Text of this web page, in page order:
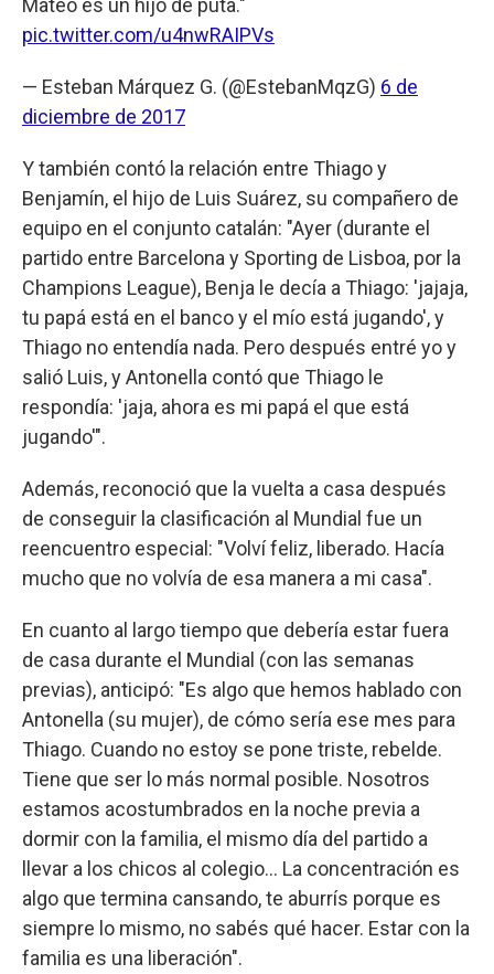
Mateo es un hijo de puta."
pic.twitter.com/u4nwRAIPVs
— Esteban Márquez G. (@EstebanMqzG) 6 de
diciembre de 2017
Y también contó la relación entre Thiago y
Benjamín, el hijo de Luis Suárez, su compañero de
equipo en el conjunto catalán: "Ayer (durante el
partido entre Barcelona y Sporting de Lisboa, por la
Champions League), Benja le decía a Thiago: 'jajaja,
tu papá está en el banco y el mío está jugando', y
Thiago no entendía nada. Pero después entré yo y
salió Luis, y Antonella contó que Thiago le
respondía: 'jaja, ahora es mi papá el que está
jugando'".
Además, reconoció que la vuelta a casa después
de conseguir la clasificación al Mundial fue un
reencuentro especial: "Volví feliz, liberado. Hacía
mucho que no volvía de esa manera a mi casa".
En cuanto al largo tiempo que debería estar fuera
de casa durante el Mundial (con las semanas
previas), anticipó: "Es algo que hemos hablado con
Antonella (su mujer), de cómo sería ese mes para
Thiago. Cuando no estoy se pone triste, rebelde.
Tiene que ser lo más normal posible. Nosotros
estamos acostumbrados en la noche previa a
dormir con la familia, el mismo día del partido a
llevar a los chicos al colegio... La concentración es
algo que termina cansando, te aburrís porque es
siempre lo mismo, no sabés qué hacer. Estar con la
familia es una liberación".